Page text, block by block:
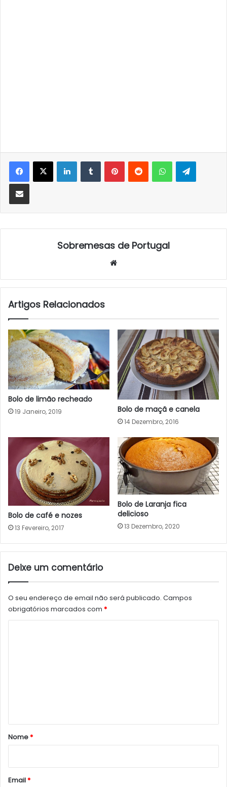
LinkedInTumblrPinterestReddit WhatsApp
Partilhar Via Email
Sobremesas de Portugal
Artigos Relacionados
Bolo de limão recheado
19 Janeiro, 2019 Bolo de maçã e canela
14 Dezembro, 2016
Bolo de café e nozes
13 Fevereiro, 2017
Bolo de Laranja fica
delicioso
13 Dezembro, 2020
Deixe um comentário
O seu endereço de email não será publicado. Campos
obrigatórios marcados com *
r
*
Nome*
Email*